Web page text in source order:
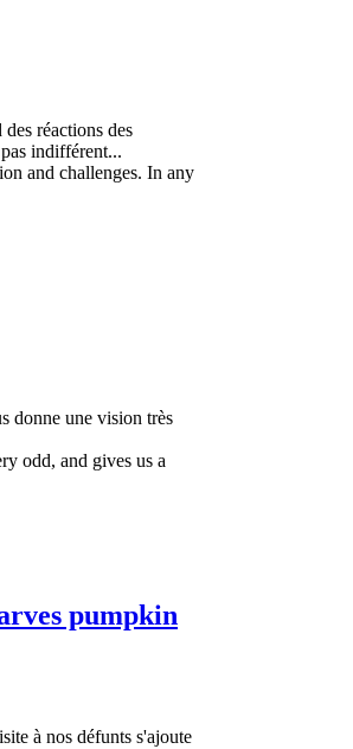
réactions des
indifférent...
and challenges. In any
donne une vision très
odd, and gives us a
pumpkin
à nos défunts s'ajoute